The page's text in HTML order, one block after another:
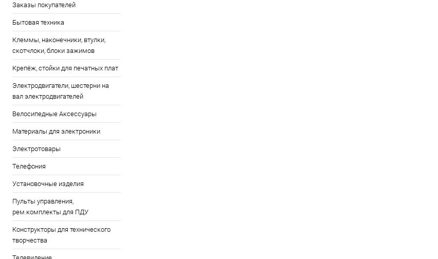
Заказы покупателей
Бытовая техника
Клеммы, наконечники, втулки,
скотчлоки, блоки зажимов
Крепёж, стойки для печатных плат
Электродвигатели, шестерни на
вал электродвигателей
Велосипедные Аксессуары
Материалы для электроники
Электротовары
Телефония
Установочные изделия
Пульты управления,
рем.комплекты для ПДУ
Конструкторы для технического
творчества